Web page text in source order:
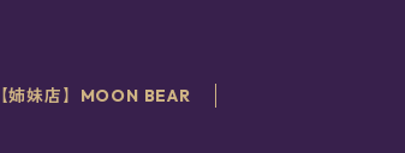
【姉妹店】MOON BEAR